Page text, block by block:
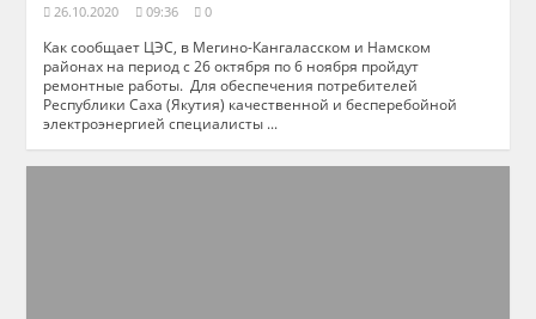
26.10.2020 09:36 0
Как сообщает ЦЭС, в Мегино-Кангаласском и Намском
районах на период с 26 октября по 6 ноября пройдут
ремонтные работы. Для обеспечения потребителей
Республики Саха (Якутия) качественной и бесперебойной
электроэнергией специалисты ...